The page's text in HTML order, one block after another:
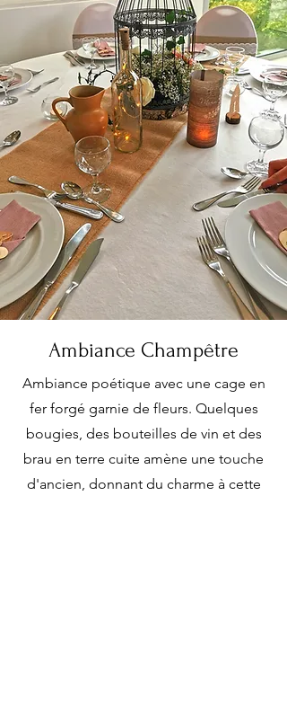
Ambiance Champêtre
Ambiance poétique avec une cage en
fer forgé garnie de fleurs. Quelques
bougies, des bouteilles de vin et des
brau en terre cuite amène une touche
d'ancien, donnant du charme à cette